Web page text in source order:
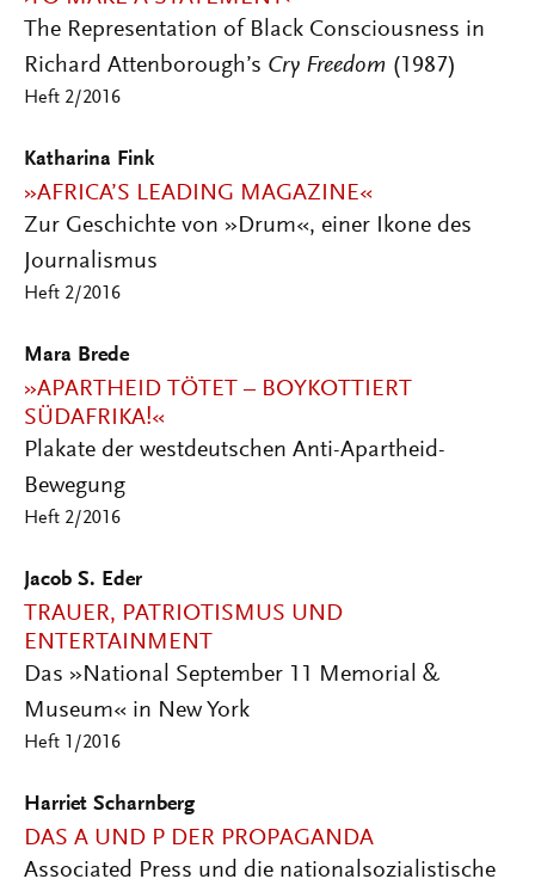
The Representation of Black Consciousness in
Richard Attenborough’s Cry Freedom (1987)
Heft 2/2016
Katharina Fink
»AFRICA’S LEADING MAGAZINE«
Zur Geschichte von »Drum«, einer Ikone des
Journalismus
Heft 2/2016
Mara Brede
»APARTHEID TÖTET – BOYKOTTIERT
SÜDAFRIKA!«
Plakate der westdeutschen Anti-Apartheid-
Bewegung
Heft 2/2016
Jacob S. Eder
TRAUER, PATRIOTISMUS UND
ENTERTAINMENT
Das »National September 11 Memorial &
Museum« in New York
Heft 1/2016
Harriet Scharnberg
DAS A UND P DER PROPAGANDA
Associated Press und die nationalsozialistische